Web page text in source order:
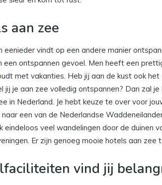
aan zee
eenieder vindt op een andere manier
een ontspannen gevoel. Men heeft een
met vakanties. Heb jij aan de kust ook
jij je aan zee volledig ontspannen? Dan zal
in Nederland. Je hebt keuze te over voor
een van de Nederlandse
eindeloos veel wandelingen door de duinen
Er zijn genoeg mooie hotels aan zee
vind jij